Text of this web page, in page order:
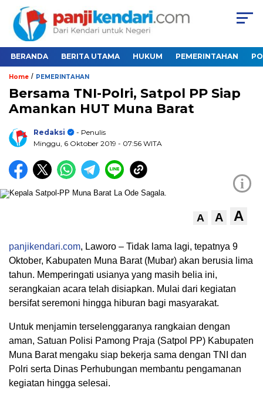
BERANDA BERITA UTAMA HUKUM PEMERINTAHAN
Home / PEMERINTAHAN
Bersama TNI-Polri, Satpol PP Siap
Amankan HUT Muna Barat
Redaksi
- Penulis
Minggu, 6 Oktober 2019 - 07:56 WITA
i
A A A
panjikendari.com, Laworo – Tidak lama lagi, tepatnya 9
Oktober, Kabupaten Muna Barat (Mubar) akan berusia lima
tahun. Memperingati usianya yang masih belia ini,
serangkaian acara telah disiapkan. Mulai dari kegiatan
bersifat seremoni hingga hiburan bagi masyarakat.
Untuk menjamin terselenggaranya rangkaian dengan
aman, Satuan Polisi Pamong Praja (Satpol PP) Kabupaten
Muna Barat mengaku siap bekerja sama dengan TNI dan
Polri serta Dinas Perhubungan membantu pengamanan
kegiatan hingga selesai.